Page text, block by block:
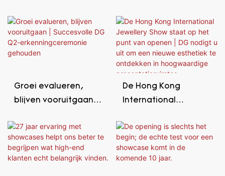
verbeteren,
evolueren
Groei evalueren,
blijven vooruitgaan |
erkenningceremonie
gehouden
De Hong Kong
International
op het punt van
openen | DG nodigt u
uit om een ​​nieuwe